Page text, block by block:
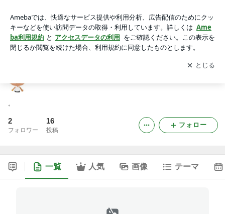
アプリをダウンロードして ブログの更新通知
を受け取りまし
ょう。
開く
。
2
フォロワー
16
投稿
フォロー
一覧 人気 画像 テーマ